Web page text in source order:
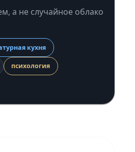
а не случайное облако
кухня
психология